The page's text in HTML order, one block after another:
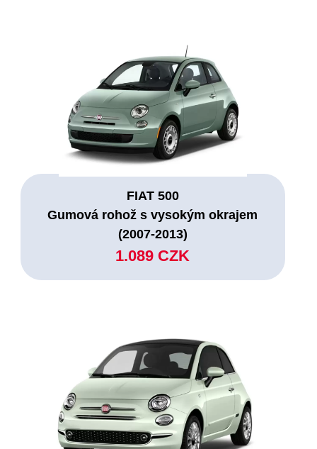
FIAT 500
Gumová rohož s vysokým okrajem
(2007-2013)
1.089 CZK